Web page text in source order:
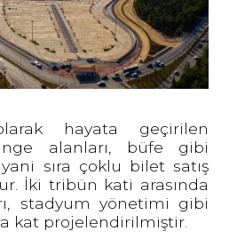
hayata geçirilen
alanları, büfe gibi
sıra çoklu bilet satış
İki tribün kati arasında
stadyum yönetimi gibi
kat projelendirilmiştir.